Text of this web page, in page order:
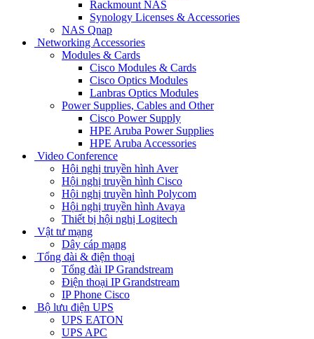
Rackmount NAS
Synology Licenses & Accessories
NAS Qnap
Networking Accessories
Modules & Cards
Cisco Modules & Cards
Cisco Optics Modules
Lanbras Optics Modules
Power Supplies, Cables and Other
Cisco Power Supply
HPE Aruba Power Supplies
HPE Aruba Accessories
Video Conference
Hội nghị truyền hình Aver
Hội nghị truyền hình Cisco
Hội nghị truyền hình Polycom
Hội nghị truyền hình Avaya
Thiết bị hội nghị Logitech
Vật tư mạng
Dây cáp mạng
Tổng đài & điện thoại
Tổng đài IP Grandstream
Điện thoại IP Grandstream
IP Phone Cisco
Bộ lưu điện UPS
UPS EATON
UPS APC